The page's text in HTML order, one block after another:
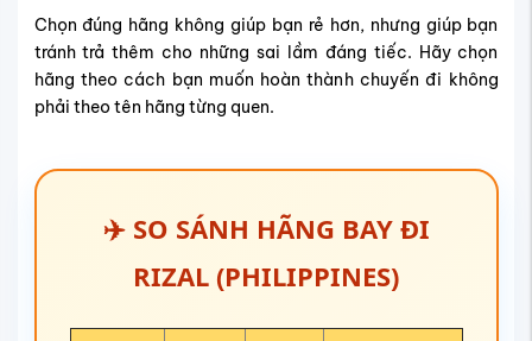
Chọn đúng hãng không giúp bạn rẻ hơn, nhưng giúp bạn
tránh trả thêm cho những sai lầm đáng tiếc. Hãy chọn
hãng theo cách bạn muốn hoàn thành chuyến đi không
phải theo tên hãng từng quen.
✈️ SO SÁNH HÃNG BAY ĐI
RIZAL (PHILIPPINES)